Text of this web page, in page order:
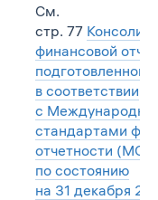
См.
стр. 77
финансовой
подготовленной
в соответствии
с
стандартами
отчетности
по состоянию
на 31 декабря